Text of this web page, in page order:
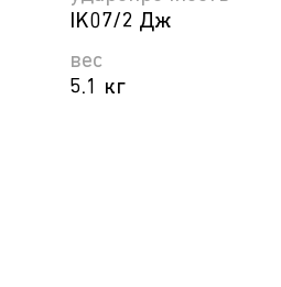
IK07/2 Дж
вес
5.1 кг